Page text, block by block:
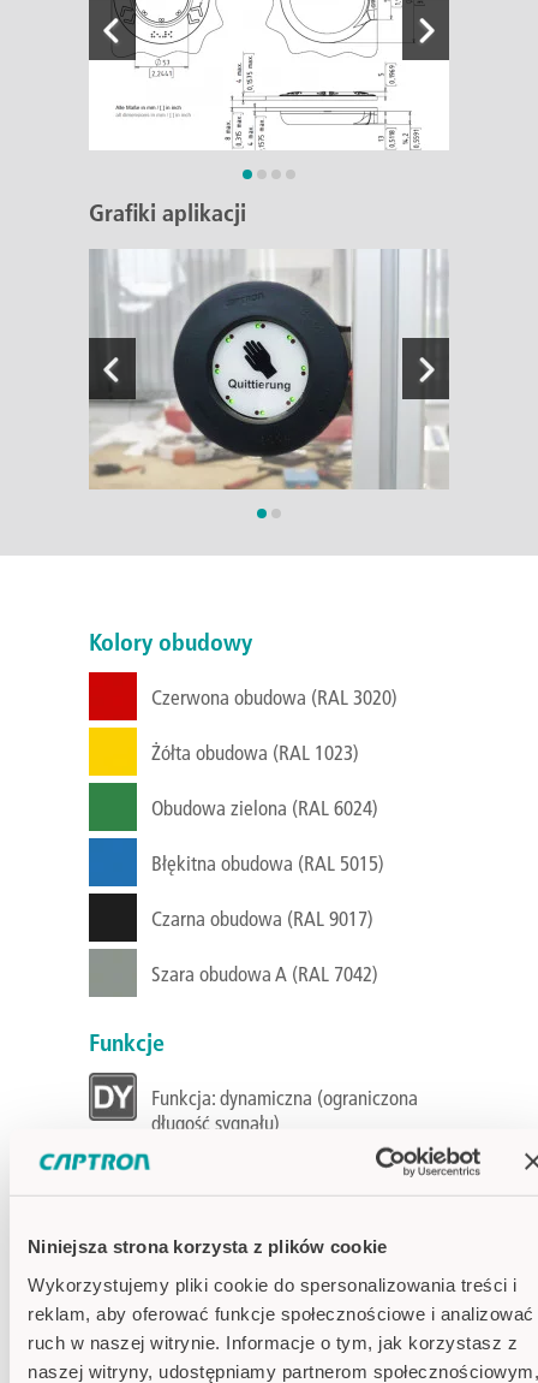
Niniejsza strona korzysta z plików cookie
Wykorzystujemy pliki cookie do spersonalizowania treści i
reklam, aby oferować funkcje społecznościowe i analizować
ruch w naszej witrynie. Informacje o tym, jak korzystasz z
naszej witryny, udostępniamy partnerom społecznościowym,
Grafiki aplikacji
Kolory obudowy
Czerwona obudowa (RAL 3020)
Żółta obudowa (RAL 1023)
Obudowa zielona (RAL 6024)
Błękitna obudowa (RAL 5015)
Czarna obudowa (RAL 9017)
Szara obudowa A (RAL 7042)
Funkcje
Funkcja: dynamiczna (ograniczona
długość sygnału)
Wyjście przełączające: tranzystor PNP
Specyfikacje
Napięcie
zasilania
24V DC